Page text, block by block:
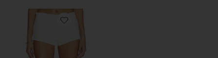
Favorite ショートパンツ